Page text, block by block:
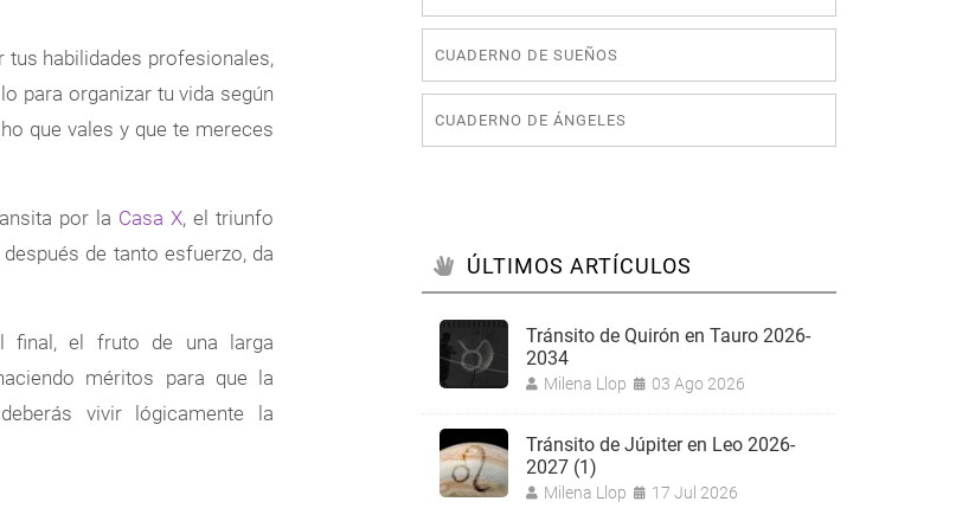
tus habilidades profesionales,
para organizar tu vida según
que vales y que te mereces
por la Casa X, el triunfo
de tanto esfuerzo, da
final, el fruto de una larga
méritos para que la
vivir lógicamente la
CUADERNO DE SUEÑOS
CUADERNO DE ÁNGELES
ÚLTIMOS ARTÍCULOS
Tránsito de Quirón en Tauro 2026-
2034
Milena Llop 03 Ago 2026
Tránsito de Júpiter en Leo 2026-
2027 (1)
Milena Llop 17 Jul 2026